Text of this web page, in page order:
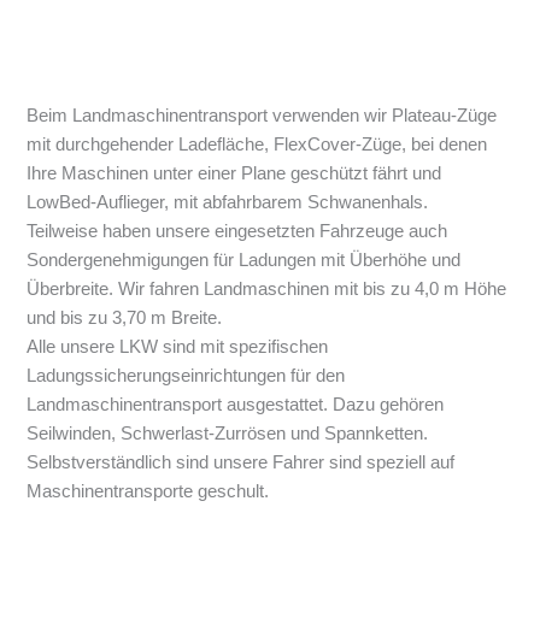
Beim Landmaschinentransport verwenden wir Plateau-Züge
mit durchgehender Ladefläche, FlexCover-Züge, bei denen
Ihre Maschinen unter einer Plane geschützt fährt und
LowBed-Auflieger, mit abfahrbarem Schwanenhals.
Teilweise haben unsere eingesetzten Fahrzeuge auch
Sondergenehmigungen für Ladungen mit Überhöhe und
Überbreite. Wir fahren Landmaschinen mit bis zu 4,0 m Höhe
und bis zu 3,70 m Breite.
Alle unsere LKW sind mit spezifischen
Ladungssicherungseinrichtungen für den
Landmaschinentransport ausgestattet. Dazu gehören
Seilwinden, Schwerlast-Zurrösen und Spannketten.
Selbstverständlich sind unsere Fahrer sind speziell auf
Maschinentransporte geschult.